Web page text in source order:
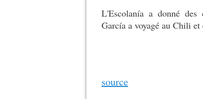
L'Escolanía a donné des
García a voyagé au Chili
source